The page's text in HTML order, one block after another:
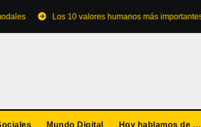
Los 10 valores humanos más importantes
Mundo Digital Hoy hablamos de …